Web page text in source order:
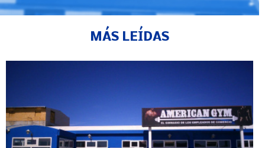
MÁS LEÍDAS